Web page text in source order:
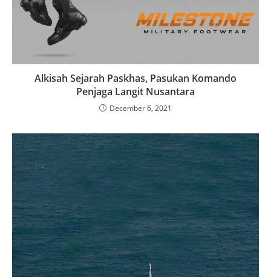
Alkisah Sejarah Paskhas, Pasukan Komando
Penjaga Langit Nusantara
December 6, 2021